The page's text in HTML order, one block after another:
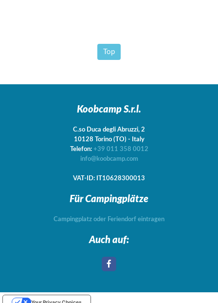
Top
Koobcamp S.r.l.
C.so Duca degli Abruzzi, 2
10128 Torino (TO) - Italy
Telefon: +39 011 358 0012
info@koobcamp.com
VAT-ID: IT10628300013
Für Campingplätze
Campingplatz oder Feriendorf eintragen
Auch auf: